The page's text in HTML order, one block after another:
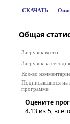
СКАЧАТЬ
Общая
Загрузок всего
Загрузок за сегодня
Кол-во
Подписавшихся на
программе
Оцените
4.13из 5,